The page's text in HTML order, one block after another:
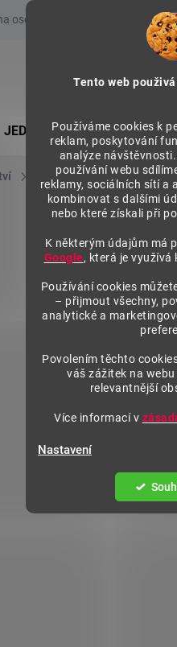
Tento web
Používáme cookies k
reklam, poskytování
analýze
používání webu
reklamy, sociálních sítí a
kombinovat s dalšími
nebo které získali při
K některým údajům má
Google, která je využívá
Používání cookies
– přijmout všechny,
analytické a
Povolením těchto
váš zážitek na
relevantnější
Více informací v
Nastavení
osobních údajů Prohlášení
JEDNOSTRANNÉ REGÁLY
Hřebeny Hřebeny